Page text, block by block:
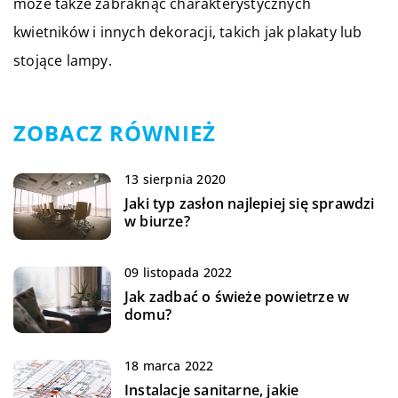
może także zabraknąć charakterystycznych
kwietników i innych dekoracji, takich jak plakaty lub
stojące lampy.
ZOBACZ RÓWNIEŻ
13 sierpnia 2020
Jaki typ zasłon najlepiej się sprawdzi
w biurze?
09 listopada 2022
Jak zadbać o świeże powietrze w
domu?
18 marca 2022
Instalacje sanitarne, jakie